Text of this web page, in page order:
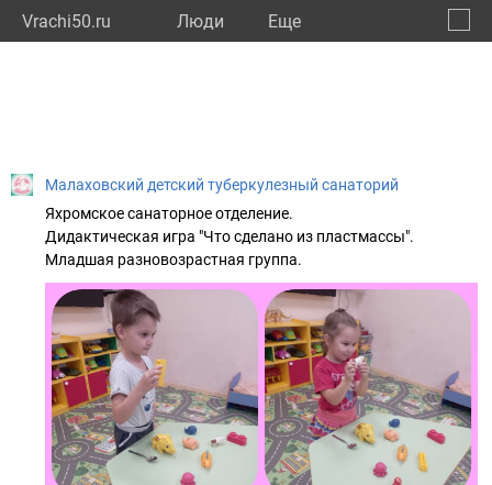
Vrachi50.ru Люди Eще
Малаховский детский туберкулезный санаторий
Яхромское санаторное отделение.
Дидактическая игра "Что сделано из пластмассы".
Младшая разновозрастная группа.